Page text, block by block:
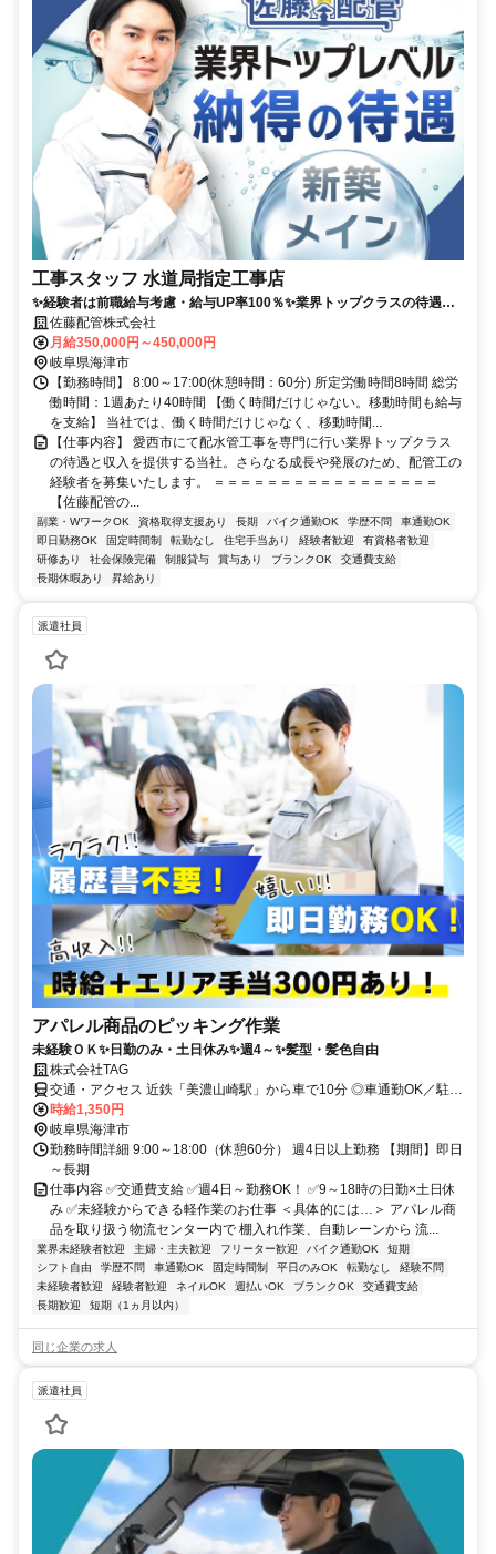
工事スタッフ 水道局指定工事店
✨経験者は前職給与考慮・給与UP率100％✨業界トップクラスの待遇で
再スタート✨移動時間も給与支給✨安心して長く働ける
佐藤配管株式会社
月給350,000円～450,000円
岐阜県海津市
【勤務時間】 8:00～17:00(休憩時間：60分) 所定労働時間8時間 総労
働時間：1週あたり40時間 【働く時間だけじゃない。移動時間も給与
を支給】 当社では、働く時間だけじゃなく、移動時間...
【仕事内容】 愛西市にて配水管工事を専門に行い業界トップクラス
の待遇と収入を提供する当社。さらなる成長や発展のため、配管工の
経験者を募集いたします。 ＝＝＝＝＝＝＝＝＝＝＝＝＝＝＝＝＝
【佐藤配管の...
副業・WワークOK 資格取得支援あり 長期 バイク通勤OK 学歴不問
車通勤OK
即日勤務OK
固定時間制 転勤なし 住宅手当あり 経験者歓迎
有資格者歓迎
研修あり
社会保険完備 制服貸与 賞与あり ブランクOK
交通費支給
長期休暇あり
昇給あり
派遣社員
アパレル商品のピッキング作業
未経験ＯＫ✨日勤のみ・土日休み✨週4～✨髪型・髪色自由
株式会社TAG
交通・アクセス 近鉄「美濃山崎駅」から車で10分 ◎車通勤OK／駐車
場完備
時給1,350円
岐阜県海津市
勤務時間詳細 9:00～18:00（休憩60分） 週4日以上勤務 【期間】即日
～長期
仕事内容 ✅交通費支給 ✅週4日～勤務OK！ ✅9～18時の日勤×土日休
み ✅未経験からできる軽作業のお仕事 ＜具体的には…＞ アパレル商
品を取り扱う物流センター内で 棚入れ作業、自動レーンから 流...
業界未経験者歓迎 主婦・主夫歓迎 フリーター歓迎 バイク通勤OK
短期
シフト自由
学歴不問 車通勤OK 固定時間制 平日のみOK 転勤なし
経験不問
未経験者歓迎
経験者歓迎 ネイルOK 週払いOK ブランクOK
交通費支給
長期歓迎
短期（1ヵ月以内）
同じ企業の求人
派遣社員